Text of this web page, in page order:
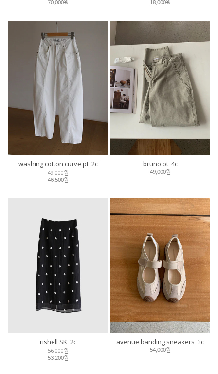
70,000원 18,000원
washing cotton curve pt_2c
49,000원
46,500원
bruno pt_4c
49,000원
rishell SK_2c
56,000원
53,200원
avenue banding sneakers_3c
54,000원